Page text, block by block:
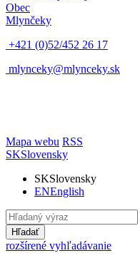
Obec
Mlynčeky
+421 (0)52/452 26 17
mlynceky@mlynceky.sk
Mapa webu RSS
SKSlovensky
SKSlovensky
ENEnglish
Hľadať
rozšírené vyhľadávanie